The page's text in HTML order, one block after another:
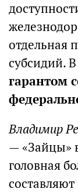
отдельная
субсидий.
гарантом
Владимир
— «Зайцы»
головная